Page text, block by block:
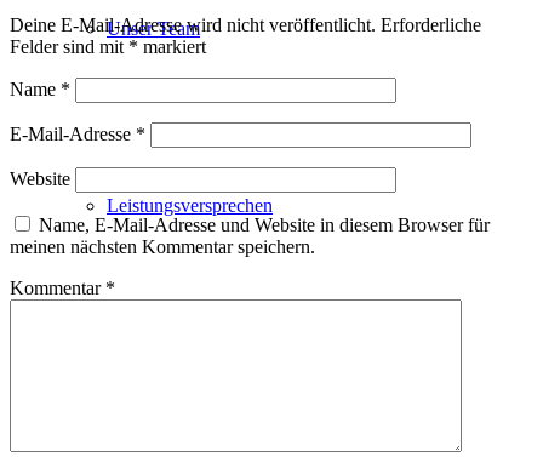
Unser Team
Leistungsversprechen
Deine E-Mail-Adresse wird nicht veröffentlicht. Erforderliche
Felder sind mit * markiert
Name *
E-Mail-Adresse *
Website
Name, E-Mail-Adresse und Website in diesem Browser für
meinen nächsten Kommentar speichern.
Kommentar *